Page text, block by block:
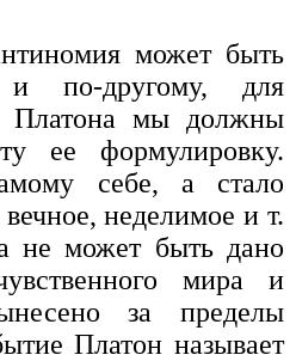
может быть
и по-другому, для
Платона мы должны
ее формулировку.
себе, а стало
неделимое и т.
не может быть дано
мира и
за пределы
Платон называет